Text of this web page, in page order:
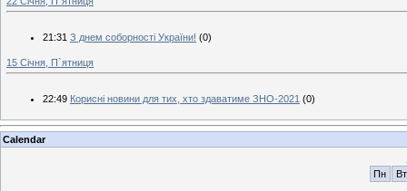
21:31 З днем соборності України! (0)
15 Січня, П`ятниця
22:49 Корисні новини для тих, хто здаватиме ЗНО-2021 (0)
Calendar
Пн
Вт